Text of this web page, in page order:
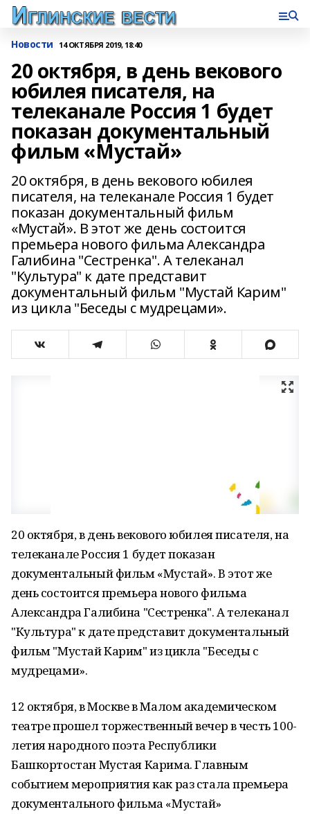
Новости 14 ОКТЯБРЯ 2019, 18:40
20 октября, в день векового
юбилея писателя, на
телеканале Россия 1 будет
показан документальный
фильм «Мустай»
20 октября, в день векового юбилея
писателя, на телеканале Россия 1 будет
показан документальный фильм
«Мустай». В этот же день состоится
премьера нового фильма Александра
Галибина "Сестренка". А телеканал
"Культура" к дате представит
документальный фильм "Мустай Карим"
из цикла "Беседы с мудрецами».
20 октября, в день векового юбилея писателя, на
телеканале Россия 1 будет показан
документальный фильм «Мустай». В этот же
день состоится премьера нового фильма
Александра Галибина "Сестренка". А телеканал
"Культура" к дате представит документальный
фильм "Мустай Карим" из цикла "Беседы с
мудрецами».
12 октября, в Москве в Малом академическом
театре прошел торжественный вечер в честь 100-
летия народного поэта Республики
Башкортостан Мустая Карима. Главным
событием мероприятия как раз стала премьера
документального фильма «Мустай»